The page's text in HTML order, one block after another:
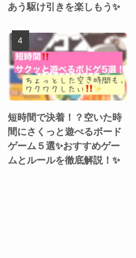
あう駆け引きを楽しもう✨
短時間で決着！？空いた時
間にさくっと遊べるボード
ゲーム５選✨おすすめゲー
ムとルールを徹底解説！✨